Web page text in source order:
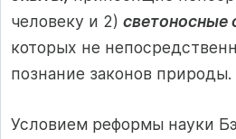
человеку и 2) светоносные
которых не
познание законов природы.
Условием реформы науки